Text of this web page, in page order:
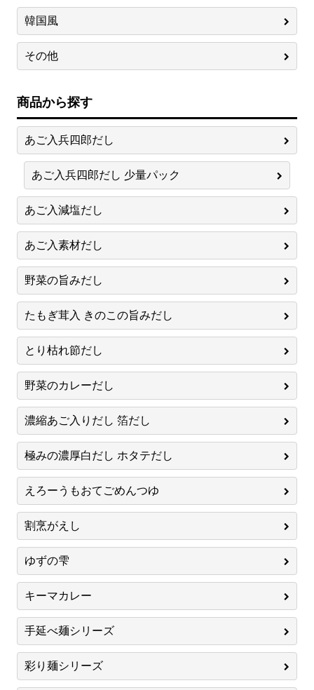
韓国風
その他
商品から探す
あご入兵四郎だし
あご入兵四郎だし 少量パック
あご入減塩だし
あご入素材だし
野菜の旨みだし
たもぎ茸入 きのこの旨みだし
とり枯れ節だし
野菜のカレーだし
濃縮あご入りだし 箔だし
極みの濃厚白だし ホタテだし
えろーうもおてごめんつゆ
割烹がえし
ゆずの雫
キーマカレー
手延べ麺シリーズ
彩り麺シリーズ